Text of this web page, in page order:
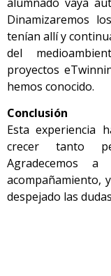
Dinamizaremos
tenían allí y
del
proyectos
hemos conocido.
Conclusión
Esta experiencia
crecer tanto
Agradecemos
acompañamiento,
despejado las